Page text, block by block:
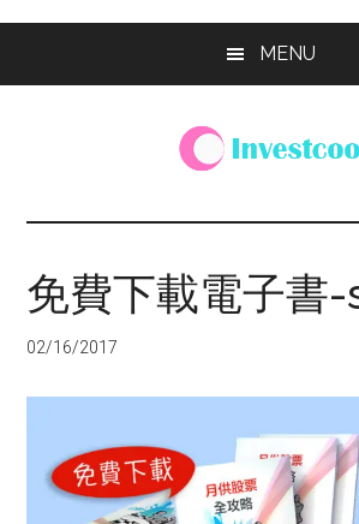
MENU
Investcoo
個
活
的
免費下載電子書-
02/16/2017